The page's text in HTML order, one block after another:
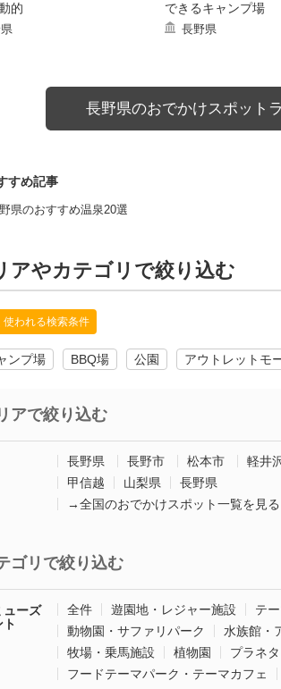
的
できるキャンプ場
長野県
長野県のおでかけスポット
すめ記事
県のおすすめ温泉20選
アやカテゴリで絞り込む
使われる検索条件
ンプ場 BBQ場 公園 アウトレットモ
アで絞り込む
長野県 長野市 松本市
軽井
甲信越
山梨県
長野県
→全国のおでかけスポット一覧を見る
ゴリで絞り込む
ューズ
ト
全件 遊園地・レジャー施設
テ
動物園・サファリパーク
水族館・
牧場・乗馬施設
植物園 プラネ
フードテーマパーク・テーマカフェ